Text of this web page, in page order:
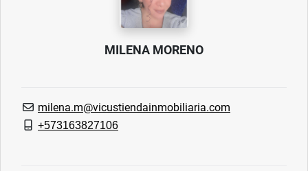
MILENA MORENO
milena.m@vicustiendainmobiliaria.com
+573163827106